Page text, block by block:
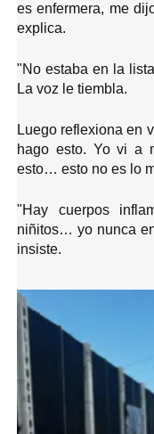
es enfermera, me
explica.
"No estaba en la
La voz le tiembla.
Luego reflexiona en
hago esto. Yo vi a
esto… esto no es lo
"Hay cuerpos
niñitos… yo nunca
insiste.